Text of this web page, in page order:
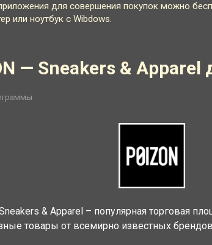
для совершения покупок можно
или ноутбук с Wibdows.
— Sneakers &
& Apparel – популярная торговая
товары от всемирно известных